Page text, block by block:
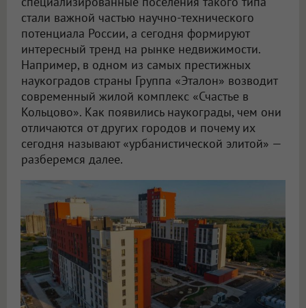
стали важной частью научно-технического
потенциала России, а сегодня формируют
интересный тренд на рынке недвижимости.
Например, в одном из самых престижных
наукоградов страны Группа «Эталон» возводит
современный жилой комплекс «Счастье в
Кольцово». Как появились наукограды, чем они
отличаются от других городов и почему их
сегодня называют «урбанистической элитой» —
разберемся далее.